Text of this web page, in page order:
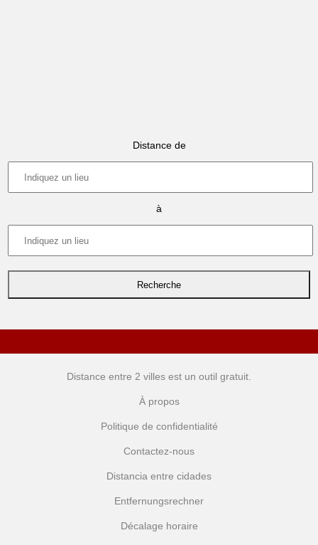
Distance de
à
Distance entre 2 villes est un outil gratuit.
À propos
Politique de confidentialité
Contactez-nous
Distancia entre cidades
Entfernungsrechner
Décalage horaire